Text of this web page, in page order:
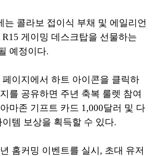
는 콜라보 접이식 부채 및 에일리언
게이밍 데스크탑을 선물하는
예정이다.
이지에서 하트 아이콘을 클릭하
를 공유하면 주년 축복 룰렛 참여
마존 기프트 카드 1,000달러 및 다
템 보상을 획득할 수 있다.
홈커밍 이벤트를 실시, 초대 유저